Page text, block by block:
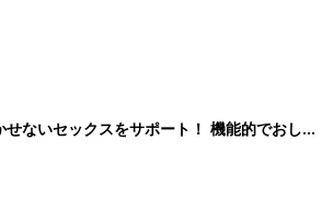
ないセックスをサポート！ 機能的でおしゃ